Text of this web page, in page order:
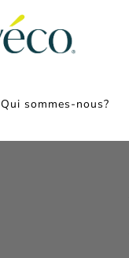
Qui sommes-nous?